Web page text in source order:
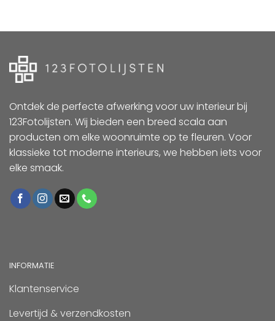
Ontdek de perfecte afwerking voor uw interieur bij
123Fotolijsten. Wij bieden een breed scala aan
producten om elke woonruimte op te fleuren. Voor
klassieke tot moderne interieurs, we hebben iets voor
elke smaak.
INFORMATIE
Klantenservice
Levertijd & verzendkosten